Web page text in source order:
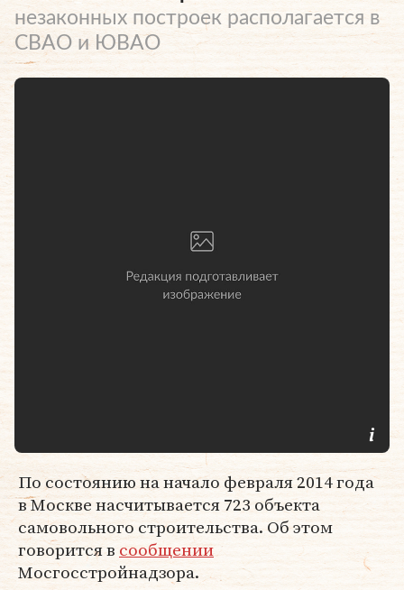
незаконных построек располагается в
СВАО и ЮВАО
По состоянию на начало февраля 2014 года
в Москве насчитывается 723 объекта
самовольного строительства. Об этом
говорится в сообщении
Мосгосстройнадзора.